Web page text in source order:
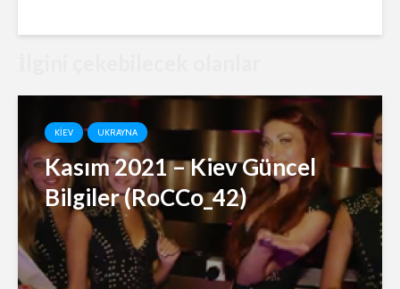
KIEV UKRAYNA
Kasım 2021 – Kiev Güncel
Bilgiler (RoCCo_42)